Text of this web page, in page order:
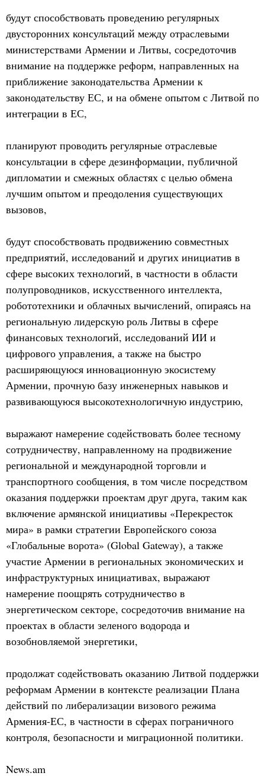
будут способствовать проведению регулярных
двусторонних консультаций между отраслевыми
министерствами Армении и Литвы, сосредоточив
внимание на поддержке реформ, направленных на
приближение законодательства Армении к
законодательству ЕС, и на обмене опытом с Литвой по
интеграции в ЕС,
планируют проводить регулярные отраслевые
консультации в сфере дезинформации, публичной
дипломатии и смежных областях с целью обмена
лучшим опытом и преодоления существующих
вызовов,
будут способствовать продвижению совместных
предприятий, исследований и других инициатив в
сфере высоких технологий, в частности в области
полупроводников, искусственного интеллекта,
робототехники и облачных вычислений, опираясь на
региональную лидерскую роль Литвы в сфере
финансовых технологий, исследований ИИ и
цифрового управления, а также на быстро
расширяющуюся инновационную экосистему
Армении, прочную базу инженерных навыков и
развивающуюся высокотехнологичную индустрию,
выражают намерение содействовать более тесному
сотрудничеству, направленному на продвижение
региональной и международной торговли и
транспортного сообщения, в том числе посредством
оказания поддержки проектам друг друга, таким как
включение армянской инициативы «Перекресток
мира» в рамки стратегии Европейского союза
«Глобальные ворота» (Global Gateway), а также
участие Армении в региональных экономических и
инфраструктурных инициативах, выражают
намерение поощрять сотрудничество в
энергетическом секторе, сосредоточив внимание на
проектах в области зеленого водорода и
возобновляемой энергетики,
продолжат содействовать оказанию Литвой поддержки
реформам Армении в контексте реализации Плана
действий по либерализации визового режима
Армения-ЕС, в частности в сферах пограничного
контроля, безопасности и миграционной политики.
News.am